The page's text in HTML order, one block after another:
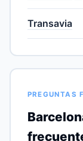
Transavia
PREGUNTAS